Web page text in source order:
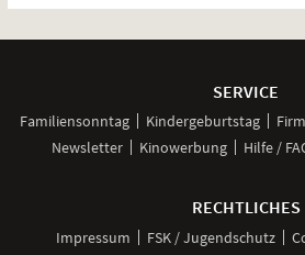
SERVICE
Familiensonntag Kindergeburtstag
Newsletter
Kinowerbung Hilfe /
RECHTLICHES
Impressum FSK / Jugendschutz